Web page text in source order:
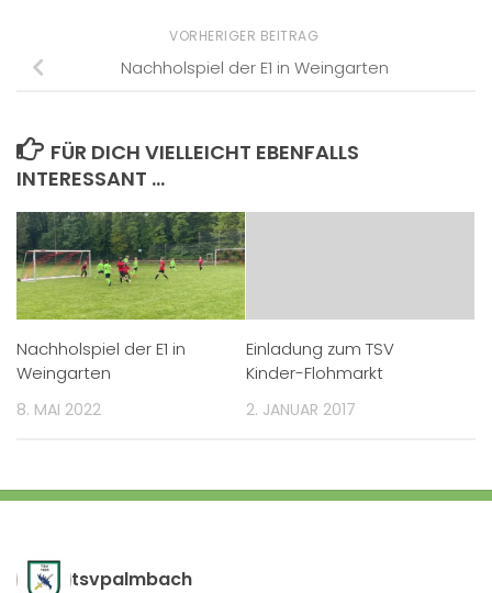
VORHERIGER BEITRAG
Nachholspiel der E1 in Weingarten
FÜR DICH VIELLEICHT EBENFALLS
INTERESSANT …
Nachholspiel der E1 in
Weingarten
8. MAI 2022
Einladung zum TSV
Kinder-Flohmarkt
2. JANUAR 2017
tsvpalmbach